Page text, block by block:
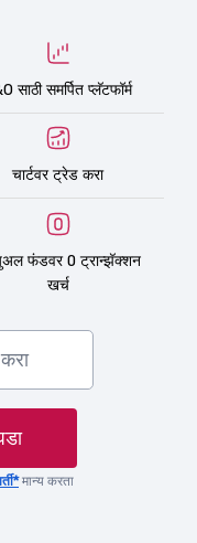
साठी समर्पित प्लॅटफॉर्म
चार्टवर ट्रेड करा
फंडवर 0 ट्रान्झॅक्शन
खर्च
मान्य करता